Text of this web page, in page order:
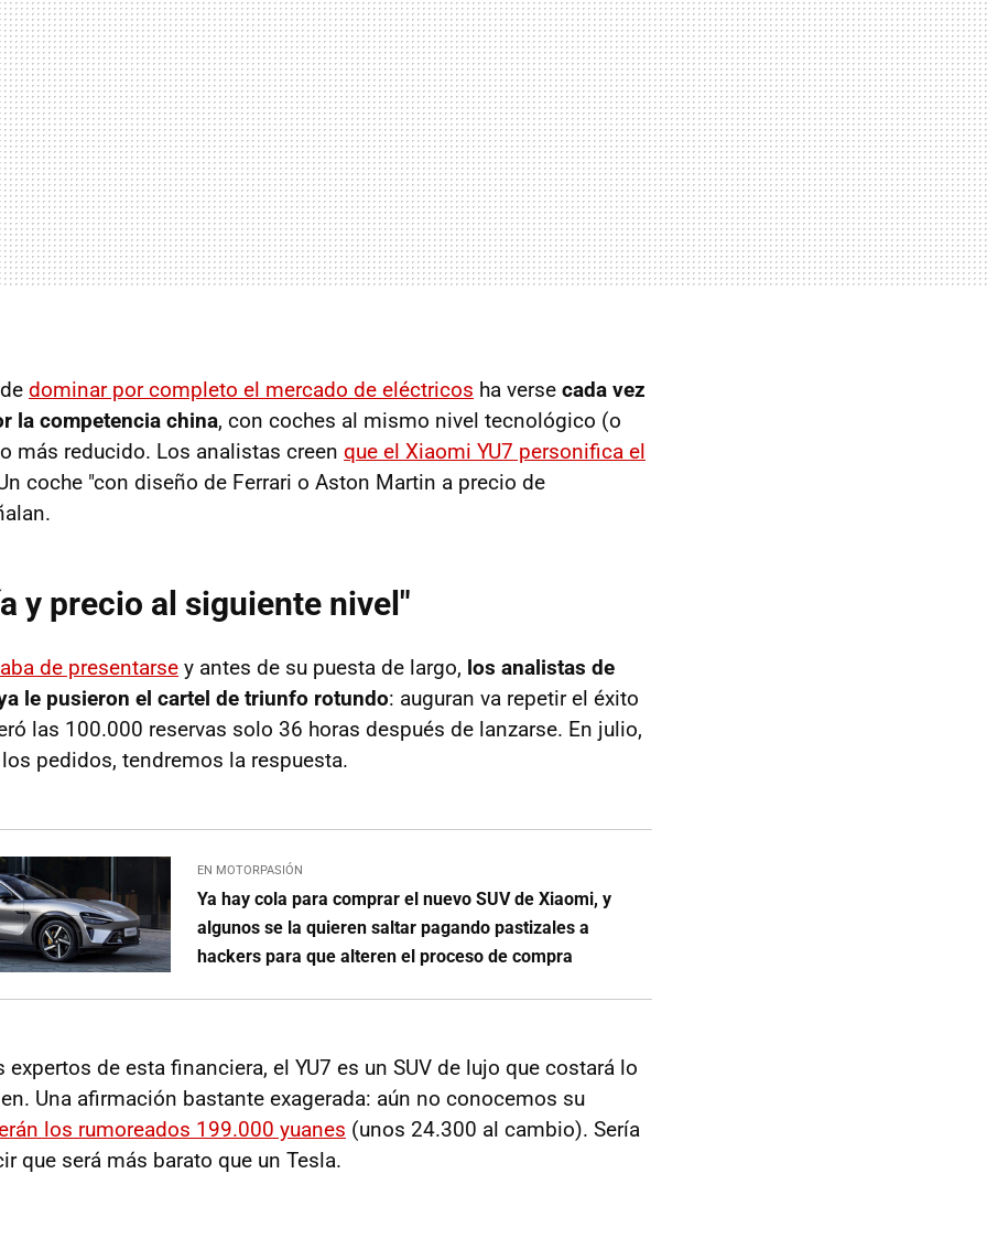
dominar por completo el mercado de eléctricos ha verse cada vez
la competencia china, con coches al mismo nivel tecnológico (o
más reducido. Los analistas creen que el Xiaomi YU7 personifica el
coche "con diseño de Ferrari o Aston Martin a precio de
y precio al siguiente nivel"
de presentarse y antes de su puesta de largo, los analistas de
le pusieron el cartel de triunfo rotundo: auguran va repetir el éxito
las 100.000 reservas solo 36 horas después de lanzarse. En julio,
pedidos, tendremos la respuesta.
EN MOTORPASIÓN
Ya hay cola para comprar el nuevo SUV de Xiaomi, y
algunos se la quieren saltar pagando pastizales a
hackers para que alteren el proceso de compra
de esta financiera, el YU7 es un SUV de lujo que costará lo
Una afirmación bastante exagerada: aún no conocemos su
los rumoreados 199.000 yuanes (unos 24.300 al cambio). Sería
que será más barato que un Tesla.